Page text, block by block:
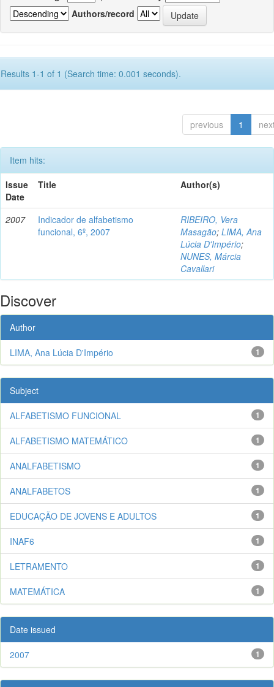
Authors/record
Results 1-1 of 1 (Search time: 0.001 seconds).
previous 1
Item hits:
Issue
Date
Title Author(s)
2007
Indicador de alfabetismo
funcional, 6º, 2007
RIBEIRO, Vera
Masagão; LIMA, Ana
Lúcia D'Império;
NUNES, Márcia
Cavallari
Discover
Author
1
LIMA, Ana Lúcia D'Império
Subject
1
ALFABETISMO FUNCIONAL
1
ALFABETISMO MATEMÁTICO
1
ANALFABETISMO
1
ANALFABETOS
1
EDUCAÇÃO DE JOVENS E ADULTOS
1
INAF6
1
LETRAMENTO
1
MATEMÁTICA
Date issued
1
2007